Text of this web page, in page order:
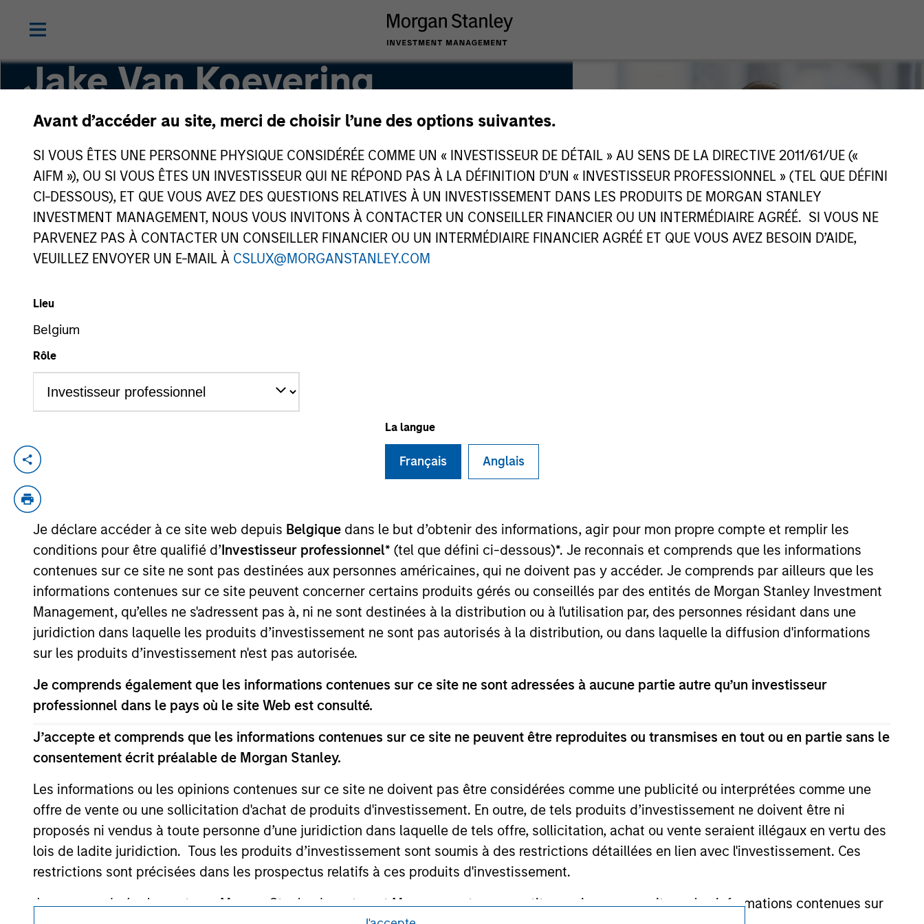
Avant d’accéder au site, merci de choisir l’une des options suivantes.
SI VOUS ÊTES UNE PERSONNE PHYSIQUE CONSIDÉRÉE COMME UN « INVESTISSEUR DE DÉTAIL » AU SENS DE LA DIRECTIVE 2011/61/UE («
AIFM »), OU SI VOUS ÊTES UN INVESTISSEUR QUI NE RÉPOND PAS À LA DÉFINITION D’UN « INVESTISSEUR PROFESSIONNEL » (TEL QUE DÉFINI
CI-DESSOUS), ET QUE VOUS AVEZ DES QUESTIONS RELATIVES À UN INVESTISSEMENT DANS LES PRODUITS DE MORGAN STANLEY
INVESTMENT MANAGEMENT, NOUS VOUS INVITONS À CONTACTER UN CONSEILLER FINANCIER OU UN INTERMÉDIAIRE AGRÉÉ. SI VOUS NE
PARVENEZ PAS À CONTACTER UN CONSEILLER FINANCIER OU UN INTERMÉDIAIRE FINANCIER AGRÉÉ ET QUE VOUS AVEZ BESOIN D’AIDE,
VEUILLEZ ENVOYER UN E-MAIL À CSLUX@MORGANSTANLEY.COM
Lieu
Belgium
Rôle
La langue
Français Anglais
Je déclare accéder à ce site web depuis Belgique dans le but d’obtenir des informations, agir pour mon propre compte et remplir les
conditions pour être qualifié d’Investisseur professionnel* (tel que défini ci-dessous)*. Je reconnais et comprends que les informations
contenues sur ce site ne sont pas destinées aux personnes américaines, qui ne doivent pas y accéder. Je comprends par ailleurs que les
informations contenues sur ce site peuvent concerner certains produits gérés ou conseillés par des entités de Morgan Stanley Investment
Management, qu’elles ne s'adressent pas à, ni ne sont destinées à la distribution ou à l'utilisation par, des personnes résidant dans une
juridiction dans laquelle les produits d’investissement ne sont pas autorisés à la distribution, ou dans laquelle la diffusion d'informations
sur les produits d’investissement n'est pas autorisée.
Je comprends également que les informations contenues sur ce site ne sont adressées à aucune partie autre qu’un investisseur
professionnel dans le pays où le site Web est consulté.
J’accepte et comprends que les informations contenues sur ce site ne peuvent être reproduites ou transmises en tout ou en partie sans le
consentement écrit préalable de Morgan Stanley.
Les informations ou les opinions contenues sur ce site ne doivent pas être considérées comme une publicité ou interprétées comme une
offre de vente ou une sollicitation d'achat de produits d'investissement. En outre, de tels produits d’investissement ne doivent être ni
proposés ni vendus à toute personne d’une juridiction dans laquelle de tels offre, sollicitation, achat ou vente seraient illégaux en vertu des
lois de ladite juridiction. Tous les produits d’investissement sont soumis à des restrictions détaillées en lien avec l'investissement. Ces
restrictions sont précisées dans les prospectus relatifs à ces produits d'investissement.
Je comprends également que Morgan Stanley Investment Management ne garantit pas ni ne reconnait que les informations contenues sur
Jake Van Koevering
Partner
YEARS OF INDUSTRY EXPERIENCE
10 Years
Jake Van Koevering is an Executive Director and Partner with the Morgan Stanley Private Equity Solutions team. Prior to joining
the firm, Jake was an investment professional at Audax Group. Jake received a B.S. in economics with concentration in finance
May not represent all Team Members.
The information on this page is for informational purposes only. The information contained herein does not constitute and should not be construed as an
offering of advisory services or an offer to sell or a solicitation of an offer to buy any securities in any jurisdiction in which such offer or solicitation,
purchase or sale would be unlawful under the securities, insurance or other laws of such jurisdiction.
All investing involves risks, including a loss of principal.
Please refer to the strategy detail page for important information on the strategy, including additional risk considerations.
Morgan Stanley
Morgan Stanley Careers